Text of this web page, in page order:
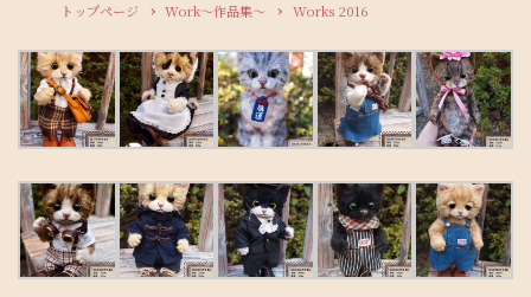
トップページ Work〜作品集〜 Works 2016